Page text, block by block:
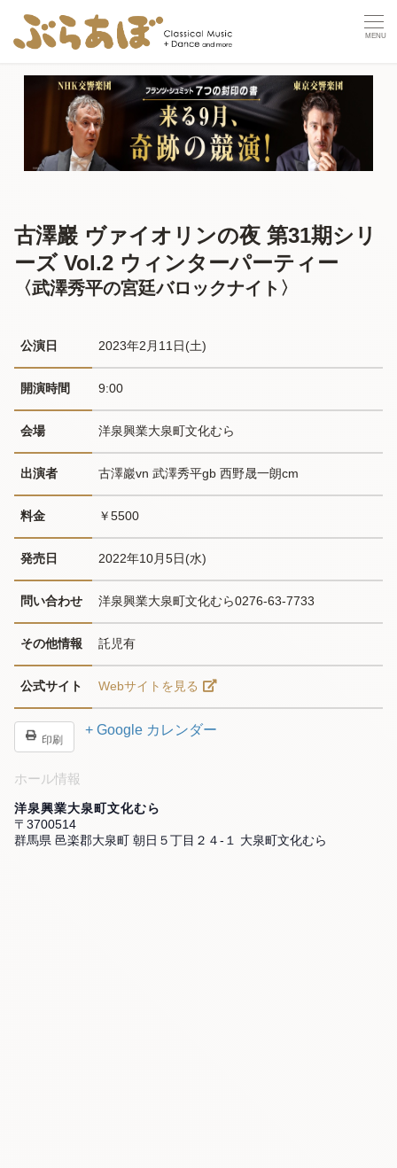
古澤巖 ヴァイオリンの夜 第31期シリ
ーズ Vol.2 ウィンターパーティー
〈武澤秀平の宮廷バロックナイト〉
公演日 2023年2月11日(土)
開演時間 9:00
会場 洋泉興業大泉町文化むら
出演者 古澤巖vn 武澤秀平gb 西野晟一朗cm
料金 ￥5500
発売日 2022年10月5日(水)
問い合わせ 洋泉興業大泉町文化むら0276-63-7733
その他情報 託児有
公式サイト Webサイトを見る
印刷
+ Google カレンダー
ホール情報
洋泉興業大泉町文化むら
〒3700514
群馬県 邑楽郡大泉町 朝日５丁目２４-１ 大泉町文化むら